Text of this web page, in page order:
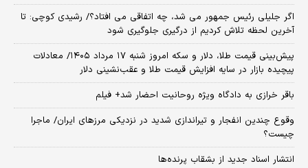
اگر جلیلی رئیس جمهور می شد، چه اتفاقی می افتاد؟/ رشیدی کوچی: تا
آخرین لحظه تلاش کردیم از درگیری جلوگیری شود
پیش‌بینی قیمت طلا، دلار و سکه امروز شنبه ۱۷ مرداد ۱۴۰۵/ معادلات
پیچیده بازار در سایه افزایش قیمت طلا و عقب‌نشینی دلار
باقر خرازی به دادگاه ویژه روحانیت احضار شد+ فیلم
وقوع چندین انفجار و تیراندازی شدید در نزدیکی مرز‌های ایران/ ماجرا
چیست؟
انتشار اسناد جدید از بشقاب پرنده‌ها